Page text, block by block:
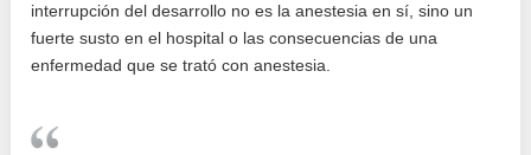
interrupción del desarrollo no es la anestesia en sí, sino un
fuerte susto en el hospital o las consecuencias de una
enfermedad que se trató con anestesia.